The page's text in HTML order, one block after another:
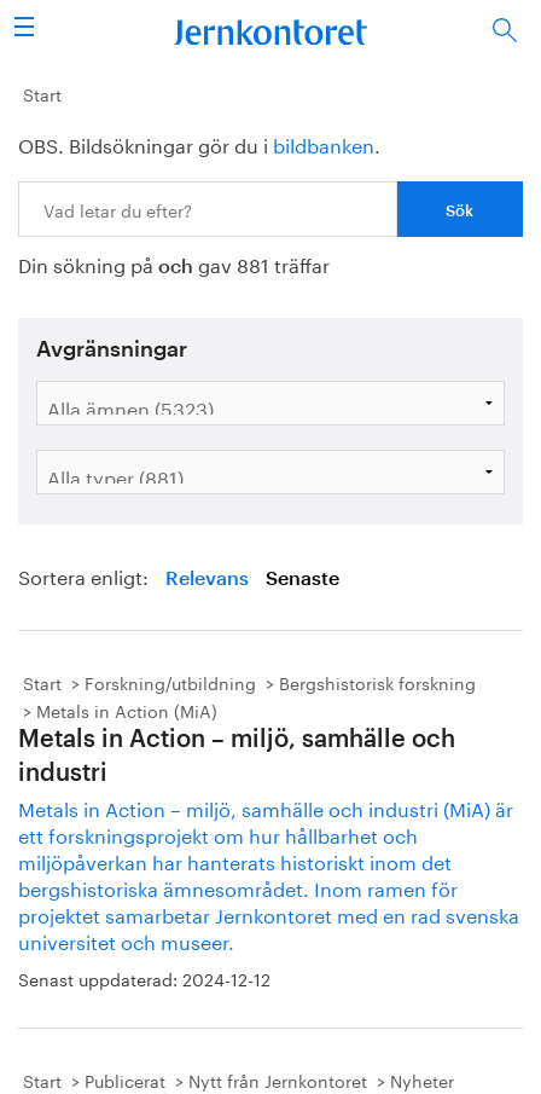
Sök
Stålindustrin
Vision 2050
Forskning/utbildning
Energi/miljö
Vi tycker
Bildbank
Start
OBS. Bildsökningar gör du i bildbanken.
Din sökning på och gav 881 träffar
Avgränsningar
Sortera enligt: Relevans Senaste
Start Forskning/utbildning
Bergshistorisk forskning
Metals in Action (MiA)
Metals in Action – miljö, samhälle och
industri
Metals in Action – miljö, samhälle och industri (MiA) är
ett forskningsprojekt om hur hållbarhet och
miljöpåverkan har hanterats historiskt inom det
bergshistoriska ämnesområdet. Inom ramen för
projektet samarbetar Jernkontoret med en rad svenska
universitet och museer.
Senast uppdaterad: 2024-12-12
Start Publicerat Nytt från Jernkontoret Nyheter